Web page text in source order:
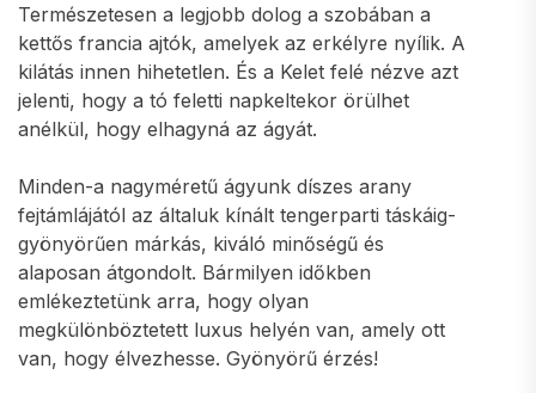
Természetesen a legjobb dolog a szobában a
kettős francia ajtók, amelyek az erkélyre nyílik. A
kilátás innen hihetetlen. És a Kelet felé nézve azt
jelenti, hogy a tó feletti napkeltekor örülhet
anélkül, hogy elhagyná az ágyát.
Minden-a nagyméretű ágyunk díszes arany
fejtámlájától az általuk kínált tengerparti táskáig-
gyönyörűen márkás, kiváló minőségű és
alaposan átgondolt. Bármilyen időkben
emlékeztetünk arra, hogy olyan
megkülönböztetett luxus helyén van, amely ott
van, hogy élvezhesse. Gyönyörű érzés!